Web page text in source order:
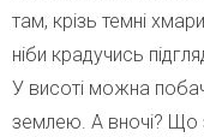
там, крізь темні
ніби крадучись
У висоті можна
землею. А вночі? Що